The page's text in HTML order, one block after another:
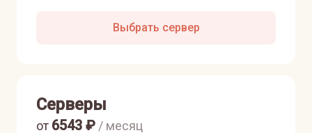
Выбрать сервер
Серверы
от 6543 ₽ / месяц